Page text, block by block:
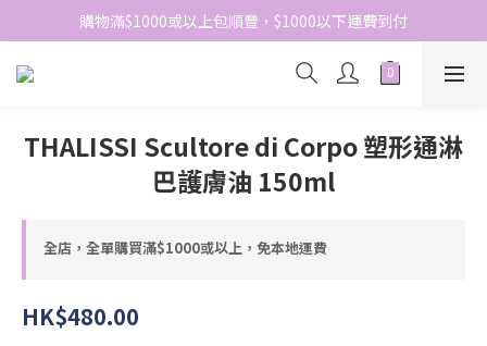
網站免費登記會員，會員優惠價於結帳時自動扣減
購物滿$1000或以上包順豐，$1000以下運費到付
網站免費登記會員，會員優惠價於結帳時自動扣減
THALISSI Scultore di Corpo 塑形通淋
巴護膚油 150ml
全店，全單購買滿$1000或以上，免本地運費
HK$480.00